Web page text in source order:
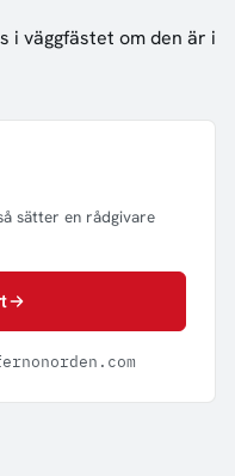
väggfästet om den är i
sätter en rådgivare